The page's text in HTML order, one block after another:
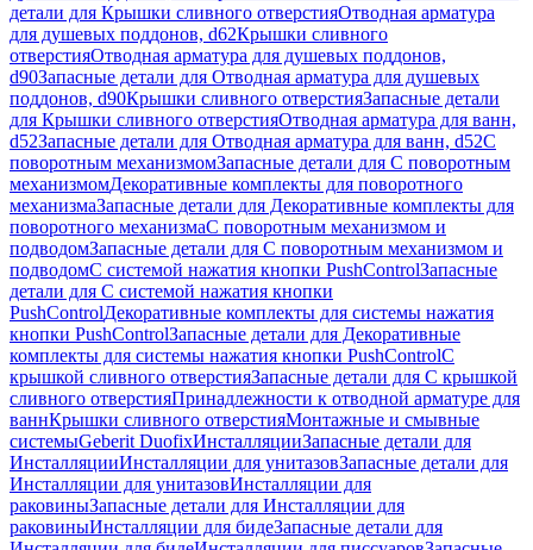
детали для Крышки сливного отверстияОтводная арматура
для душевых поддонов, d62Крышки сливного
отверстияОтводная арматура для душевых поддонов,
d90Запасные детали для Отводная арматура для душевых
поддонов, d90Крышки сливного отверстияЗапасные детали
для Крышки сливного отверстияОтводная арматура для ванн,
d52Запасные детали для Отводная арматура для ванн, d52С
поворотным механизмомЗапасные детали для С поворотным
механизмомДекоративные комплекты для поворотного
механизмаЗапасные детали для Декоративные комплекты для
поворотного механизмаС поворотным механизмом и
подводомЗапасные детали для С поворотным механизмом и
подводомС системой нажатия кнопки PushControlЗапасные
детали для С системой нажатия кнопки
PushControlДекоративные комплекты для системы нажатия
кнопки PushControlЗапасные детали для Декоративные
комплекты для системы нажатия кнопки PushControlС
крышкой сливного отверстияЗапасные детали для С крышкой
сливного отверстияПринадлежности к отводной арматуре для
ваннКрышки сливного отверстияМонтажные и смывные
системыGeberit DuofixИнсталляцииЗапасные детали для
ИнсталляцииИнсталляции для унитазовЗапасные детали для
Инсталляции для унитазовИнсталляции для
раковиныЗапасные детали для Инсталляции для
раковиныИнсталляции для бидеЗапасные детали для